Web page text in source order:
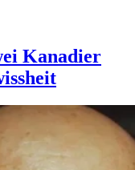
Kanadier